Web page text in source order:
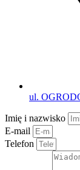
ul.
Imię i nazwisko
E-mail
Telefon